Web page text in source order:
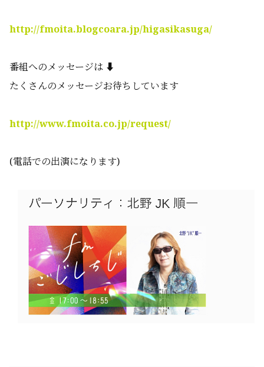
http://fmoita.blogcoara.jp/higasikasuga/
番組へのメッセージは ⬇️
たくさんのメッセージお待ちしています
http://www.fmoita.co.jp/request/
(電話での出演になります)